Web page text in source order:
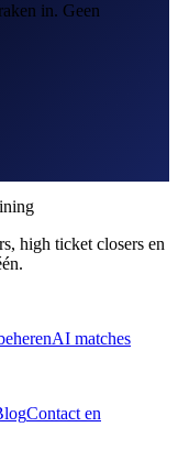
in. Geen
high ticket closers en
AI matches
Contact en